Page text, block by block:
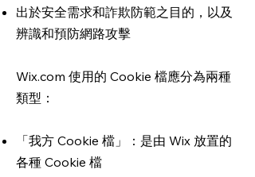
出於安全需求和詐欺防範之目的，以及
辨識和預防網路攻擊
Wix.com 使用的 Cookie 檔應分為兩種
類型：
「我方 Cookie 檔」：是由 Wix 放置的
各種 Cookie 檔